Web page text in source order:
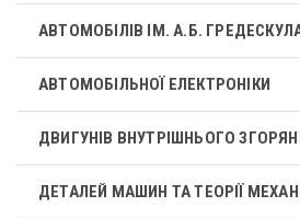
АВТОМОБІЛІВ ІМ. А.Б.
АВТОМОБІЛЬНОЇ ЕЛЕКТРОНІКИ
ДВИГУНІВ ВНУТРІШНЬОГО
ДЕТАЛЕЙ МАШИН ТА ТЕОРІЇ